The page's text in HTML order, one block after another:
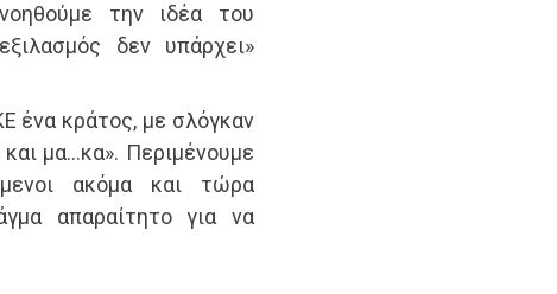
την ιδέα του
δεν υπάρχει»
κράτος, με σλόγκαν
μα…κα». Περιμένουμε
ακόμα και τώρα
απαραίτητο για να